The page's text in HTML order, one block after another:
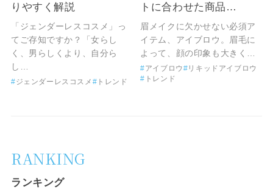
りやすく解説
「ジェンダーレスコスメ」っ
てご存知ですか？「女らし
く、男らしくより、自分ら
し…
ジェンダーレスコスメ トレンド
トに合わせた商品…
眉メイクに欠かせない必須ア
イテム、アイブロウ。眉毛に
よって、顔の印象も大きく…
アイブロウ
リキッドアイブロウ
トレンド
RANKING
ランキング